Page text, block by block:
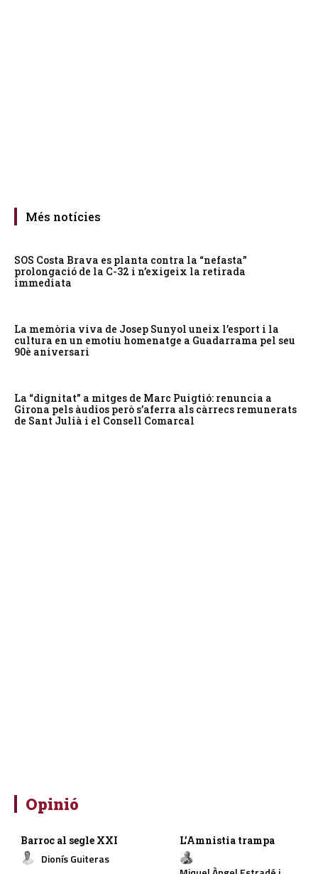
Més notícies
SOS Costa Brava es planta contra la “nefasta”
prolongació de la C-32 i n’exigeix la retirada
immediata
La memòria viva de Josep Sunyol uneix l’esport i la
cultura en un emotiu homenatge a Guadarrama pel seu
90è aniversari
La “dignitat” a mitges de Marc Puigtió: renuncia a
Girona pels àudios però s’aferra als càrrecs remunerats
de Sant Julià i el Consell Comarcal
Opinió
Barroc al segle XXI
Dionís Guiteras
L’Amnistia trampa